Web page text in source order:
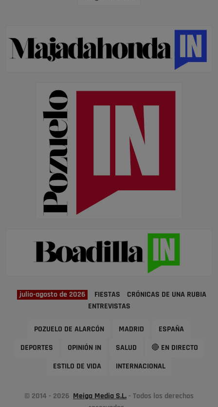
julio-agosto de 2026 FIESTAS
CRÓNICAS DE UNA RUBIA
ENTREVISTAS
POZUELO DE ALARCÓN MADRID ESPAÑA
DEPORTES OPINIÓN IN SALUD 🔴 EN DIRECTO
ESTILO DE VIDA INTERNACIONAL
© 2014 - 2026 Meiga Media S.L. - Todos los derechos